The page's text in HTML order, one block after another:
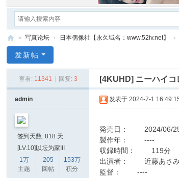
爱
真
» 写真论坛 › 日本偶像社【永久域名：www.52iv.net】 ›
发新帖
查看: 11341 回复: 3 [4KUHD] ニーハイ
admin
签到天数: 818 天
[LV.10]以坛为家III
1万
主题
205
回帖
153万
积分
发表于 2024-7-1
発売日： 2024/06/
製作年： ----
収録時間： 119分
出演者： 近藤あさみ
監督： ----